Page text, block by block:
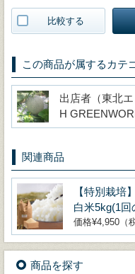
比較する
この商品が属するカテ
出店者（東北
H
関連商品
【特別栽培
白米5kg(1回
価格¥4,950（
商品を探す